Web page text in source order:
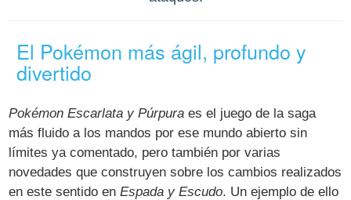
El Pokémon más ágil, profundo y
divertido
Pokémon Escarlata y Púrpura es el juego de la saga
más fluido a los mandos por ese mundo abierto sin
límites ya comentado, pero también por varias
novedades que construyen sobre los cambios realizados
en este sentido enEspada y Escudo. Un ejemplo de ello